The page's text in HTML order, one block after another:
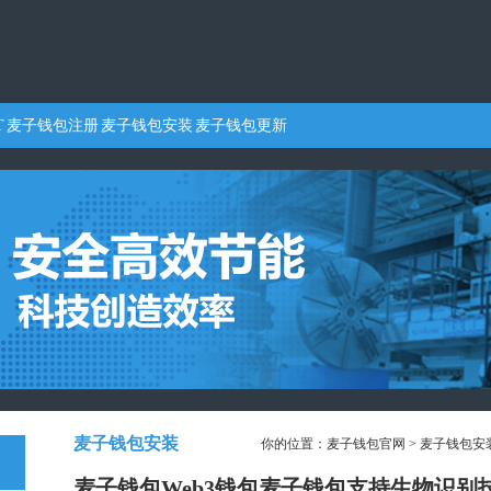
麦子钱包注册 麦子钱包安装 麦子钱包更新
麦子钱包安装 你的位置： 麦子钱包官网 > 麦子钱包安